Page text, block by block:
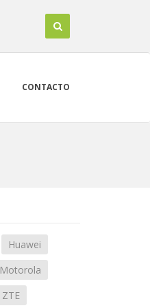
CONTACTO
Huawei
Motorola
ZTE